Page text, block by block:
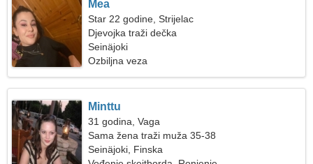
Mea
Star 22 godine, Strijelac
Djevojka traži dečka
Seinäjoki
Ozbiljna veza
Minttu
31 godina, Vaga
Sama žena traži muža 35-38
Seinäjoki, Finska